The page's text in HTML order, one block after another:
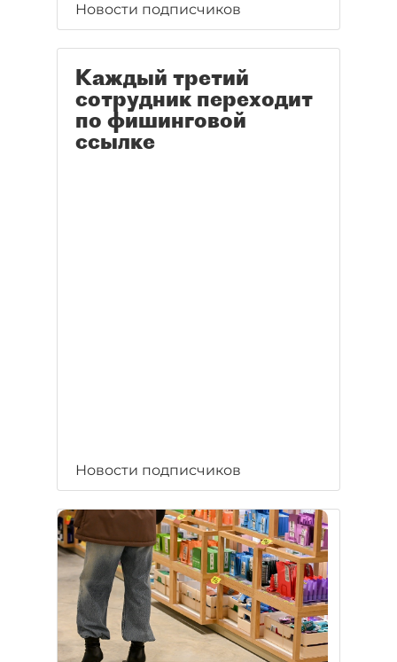
Новости подписчиков
Каждый третий
сотрудник переходит
по фишинговой
ссылке
Новости подписчиков